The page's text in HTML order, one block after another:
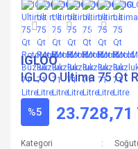
IGLOO
IGLOO Ultima 75 Qt
%5 23.728,71
Kategori